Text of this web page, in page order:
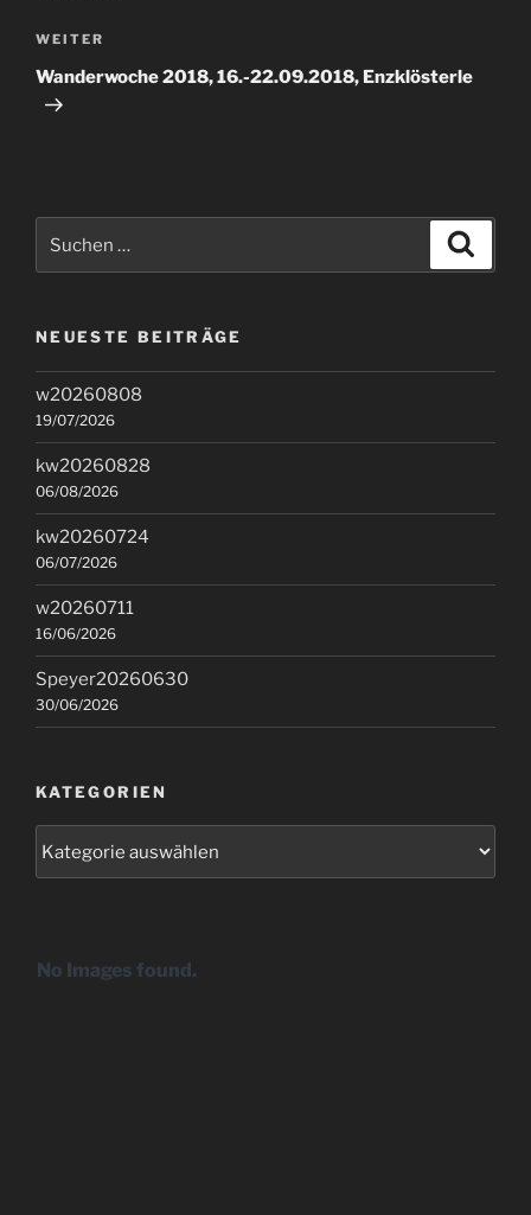
Nächster
Beitrag
WEITER
Wanderwoche 2018, 16.-22.09.2018, Enzklösterle
NEUESTE BEITRÄGE
w20260808
19/07/2026
kw20260828
06/08/2026
kw20260724
06/07/2026
w20260711
16/06/2026
Speyer20260630
30/06/2026
KATEGORIEN
No Images found.